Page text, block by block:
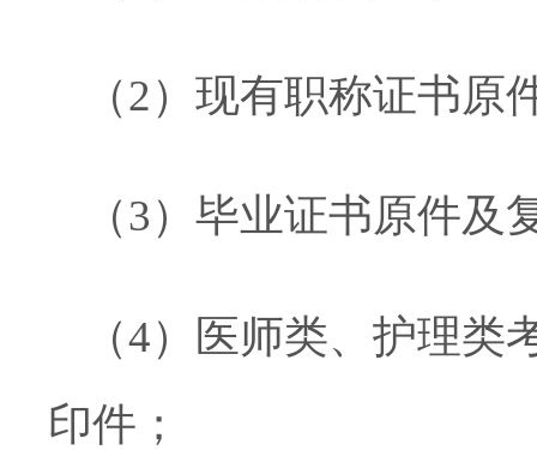
（2）现有职称证书原
（3）毕业证书原件及
（4）医师类、护理类
印件；